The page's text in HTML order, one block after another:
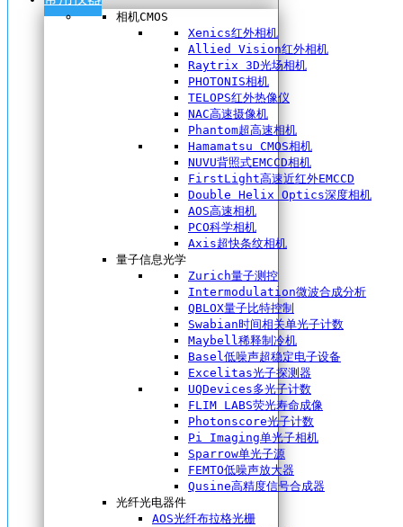
相机CMOS
Xenics红外相机
Allied Vision红外相机
Raytrix 3D光场相机
PHOTONIS相机
TELOPS红外热像仪
NAC高速摄像机
Phantom超高速相机
Hamamatsu CMOS相机
NUVU背照式EMCCD相机
FirstLight高速近红外EMCCD
Double Helix Optics深度相机
AOS高速相机
PCO科学相机
Axis超快条纹相机
量子信息光学
Zurich量子测控
Intermodulation微波合成分析
QBLOX量子比特控制
Swabian时间相关单光子计数
Maybell稀释制冷机
Basel低噪声超稳定电子设备
Excelitas光子探测器
UQDevices多光子计数
FLIM LABS荧光寿命成像
Photonscore光子计数
Pi Imaging单光子相机
Sparrow单光子源
FEMTO低噪声放大器
Qusine高精度信号合成器
光纤光电器件
AOS光纤布拉格光栅